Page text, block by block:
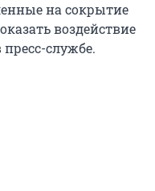
на сокрытие
воздействие
службе.